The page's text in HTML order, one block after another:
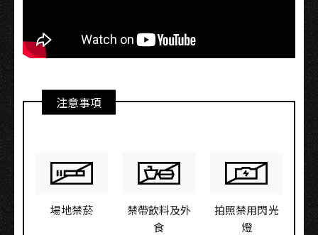
注意事項
場地禁菸
禁帶飲料及外
食
拍照禁用閃光
燈